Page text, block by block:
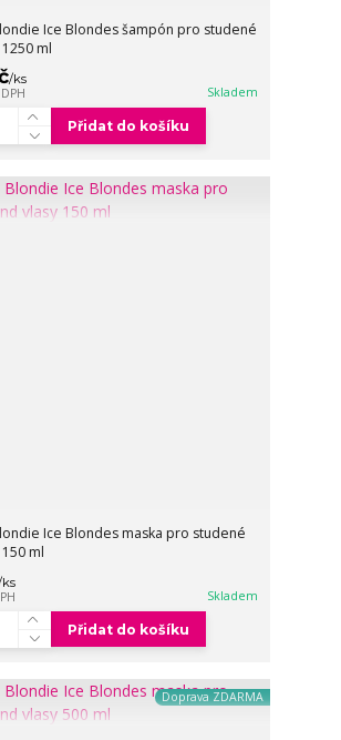
Ice Blondes šampón pro studené
ml
/ks
Skladem
Přidat do košíku
Ice Blondes maska pro studené
ml
ks
Skladem
Přidat do košíku
Doprava ZDARMA